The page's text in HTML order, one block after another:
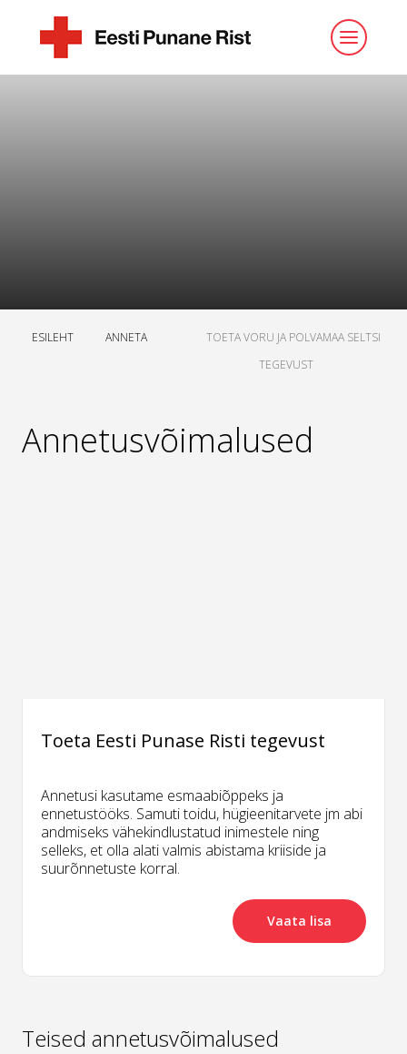
ESILEHT ANNETA
TOETA VORU JA POLVAMAA SELTSI
TEGEVUST
Annetusvõimalused
Toeta Eesti Punase Risti tegevust
Annetusi kasutame esmaabiõppeks ja
ennetustööks. Samuti toidu, hügieenitarvete jm abi
andmiseks vähekindlustatud inimestele ning
selleks, et olla alati valmis abistama kriiside ja
suurõnnetuste korral.
Vaata lisa
Teised annetusvõimalused